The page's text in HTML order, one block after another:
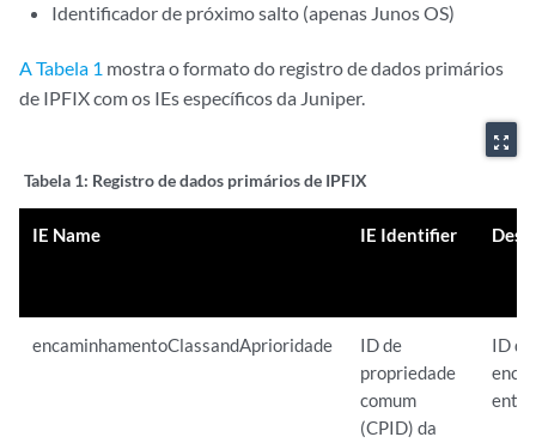
Identificador de próximo salto (apenas Junos OS)
A Tabela 1 mostra o formato do registro de dados primários
de IPFIX com os IEs específicos da Juniper.
zoom_out_map
Tabela 1: Registro de dados primários de IPFIX
IE Name IE Identifier
encaminhamentoClassandAprioridade
ID de
propriedade
comum
(CPID) da
ID